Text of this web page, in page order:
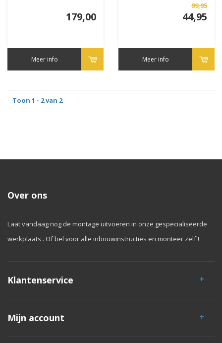
179,00
Meer info
99,95
44,95
Meer info
Toon 1 - 2 van 2
Over ons
Laat vandaag nog de montage uitvoeren in onze gespecialiseerde
werkplaats . Of bel voor alle inbouwinstructies en monteer zelf !
Klantenservice
Mijn account